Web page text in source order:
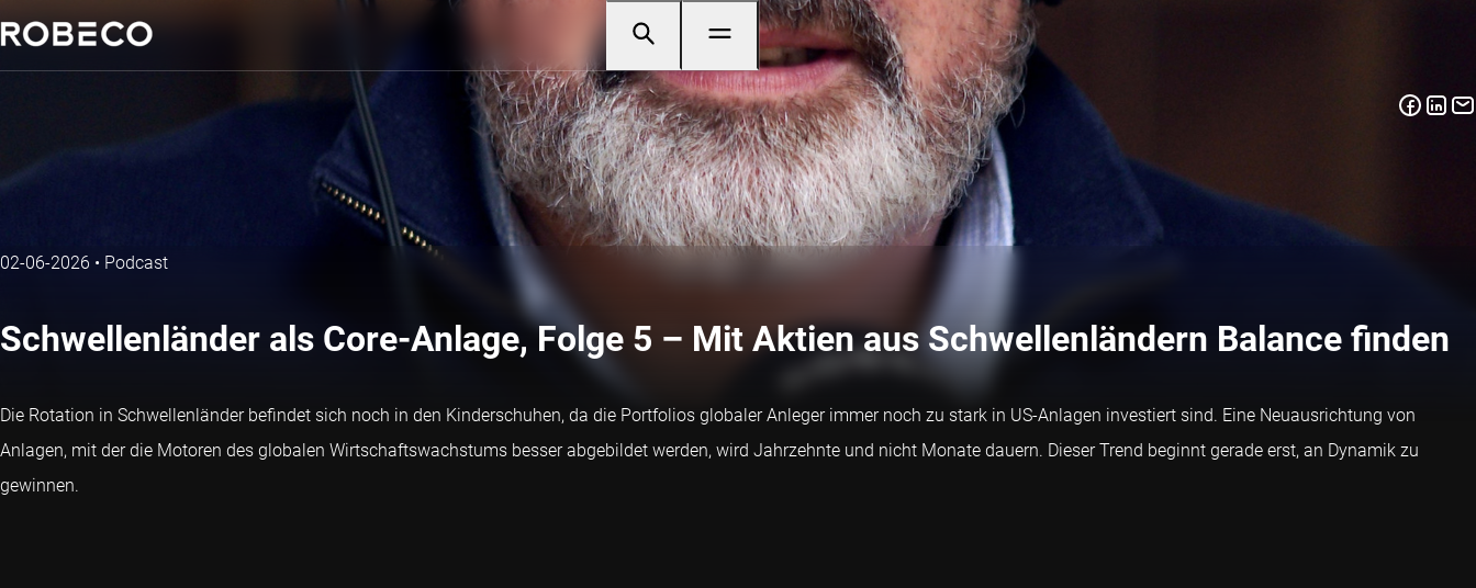
02-06-2026 • Podcast
Schwellenländer als Core-Anlage, Folge 5 – Mit Aktien aus Schwellenländern Balance finden
Die Rotation in Schwellenländer befindet sich noch in den Kinderschuhen, da die Portfolios globaler Anleger immer noch zu stark in US-Anlagen investiert sind. Eine Neuausrichtung von
Anlagen, mit der die Motoren des globalen Wirtschaftswachstums besser abgebildet werden, wird Jahrzehnte und nicht Monate dauern. Dieser Trend beginnt gerade erst, an Dynamik zu
gewinnen.